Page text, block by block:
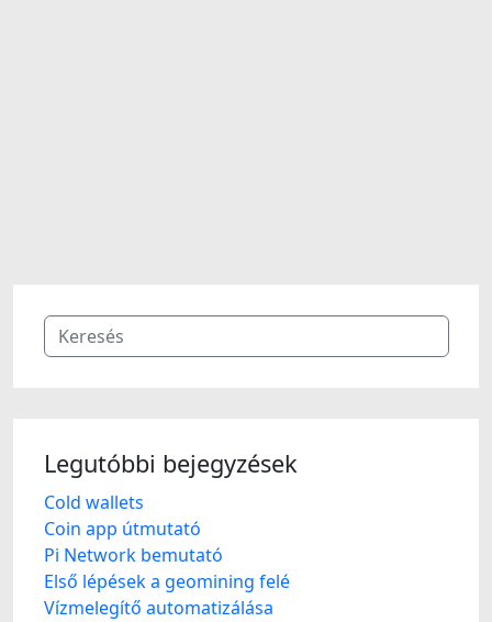
Legutóbbi bejegyzések
Cold wallets
Coin app útmutató
Pi Network bemutató
Első lépések a geomining felé
Vízmelegítő automatizálása